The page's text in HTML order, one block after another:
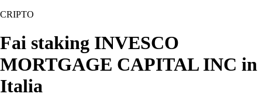
CRIPTO
Fai staking INVESCO
MORTGAGE CAPITAL INC in
Italia